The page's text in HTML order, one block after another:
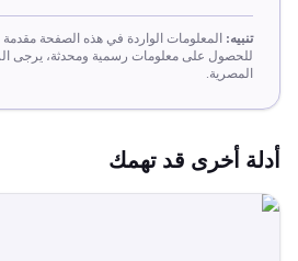
تنبيه: المعلومات الواردة في هذه الصفحة
للحصول على معلومات رسمية ومحدثة، يرجى
المصرية.
أدلة أخرى قد تهمك